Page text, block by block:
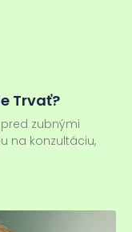
Trvať?
zubnými
na konzultáciu,